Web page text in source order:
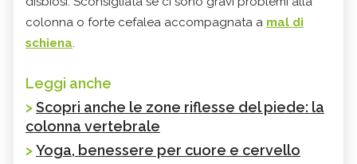
colonna o forte cefalea accompagnata a mal di
schiena.
Leggi anche
>Scopri anche le zone riflesse del piede: la
colonna vertebrale
>Yoga, benessere per cuore e cervello